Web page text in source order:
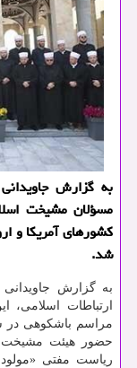
مسؤلان مشیخت
کشورهای آمریکا و
شد.
به گزارش
مراسم باشکوهی در
حضور هیئت مشیخت
ریاست مفتی